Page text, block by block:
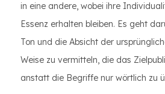
in eine andere, wobei ihre
Essenz erhalten bleiben. Es geht
Ton und die Absicht der
Weise zu vermitteln, die das
anstatt die Begriffe nur wörtlich zu